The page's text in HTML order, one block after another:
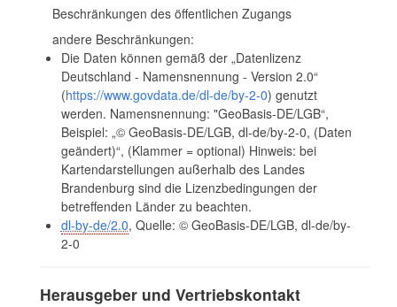
Beschränkungen des öffentlichen Zugangs
andere Beschränkungen:
Die Daten können gemäß der „Datenlizenz
Deutschland - Namensnennung - Version 2.0“
(https://www.govdata.de/dl-de/by-2-0) genutzt
werden. Namensnennung: "GeoBasis-DE/LGB“,
Beispiel: „© GeoBasis-DE/LGB, dl-de/by-2-0, (Daten
geändert)“, (Klammer = optional) Hinweis: bei
Kartendarstellungen außerhalb des Landes
Brandenburg sind die Lizenzbedingungen der
betreffenden Länder zu beachten.
dl-by-de/2.0, Quelle: © GeoBasis-DE/LGB, dl-de/by-
2-0
Herausgeber und Vertriebskontakt